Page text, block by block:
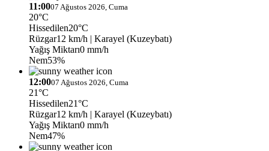
11:0007 Ağustos 2026, Cuma
20°C
Hissedilen20°C
Rüzgar12 km/h | Karayel (Kuzeybatı)
Yağış Miktarı0 mm/h
Nem53%
12:0007 Ağustos 2026, Cuma
21°C
Hissedilen21°C
Rüzgar12 km/h | Karayel (Kuzeybatı)
Yağış Miktarı0 mm/h
Nem47%